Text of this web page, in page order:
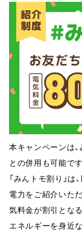
本キャンペーンは
との併用も可能です
「みんトモ割り」
電力をご紹介いた
気料金が割引とな
エネルギーを身近